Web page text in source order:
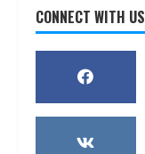
CONNECT WITH US